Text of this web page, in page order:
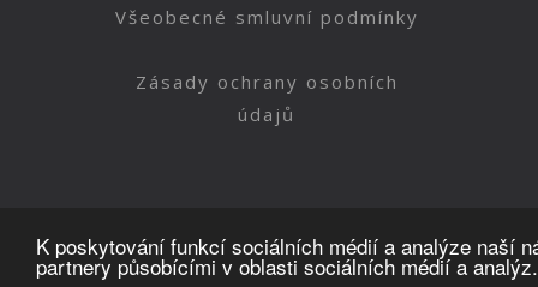
K poskytování funkcí sociálních médií a analýze naší
partnery působícími v oblasti sociálních médií a analýz.
Všeobecné smluvní podmínky
Zásady ochrany osobních
údajů